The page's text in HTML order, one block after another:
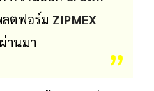
ตฟอร์ม ZIPMEX
านมา